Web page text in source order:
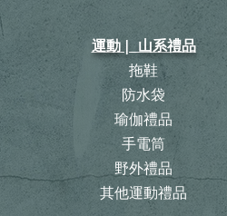
運動 | 山系禮品
拖鞋
防水袋
瑜伽禮品
手電筒
野外禮品
其他運動禮品